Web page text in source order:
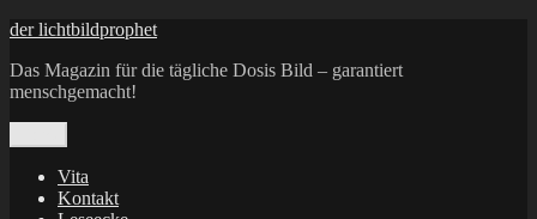
Zum
springen
der lichtbildprophet
Das Magazin für die tägliche Dosis Bild – garantiert
menschgemacht!
Vita
Kontakt